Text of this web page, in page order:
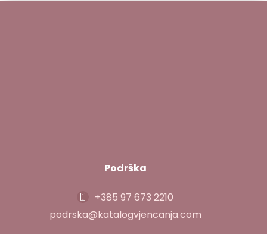
Podrška
+385 97 673 2210
podrska@katalogvjencanja.com